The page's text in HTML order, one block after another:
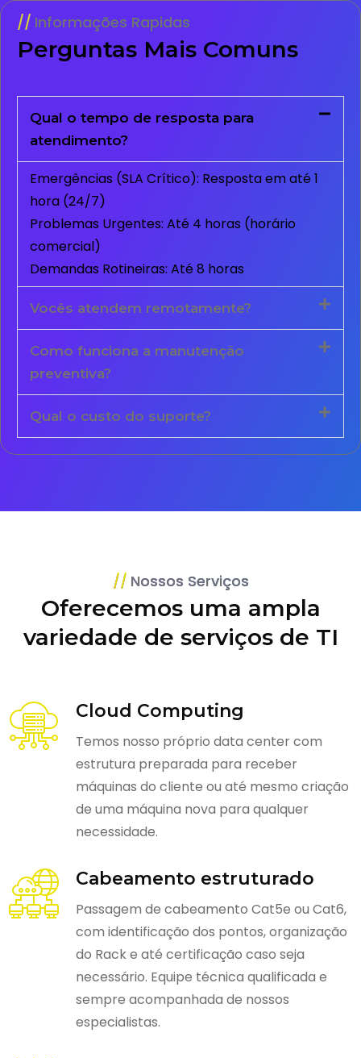
Informações Rapidas
Perguntas Mais Comuns
Qual o tempo de resposta para
atendimento?
Emergências (SLA Crítico): Resposta em até 1
hora (24/7)
Problemas Urgentes: Até 4 horas (horário
comercial)
Demandas Rotineiras: Até 8 horas
Vocês atendem remotamente?
Como funciona a manutenção
preventiva?
Qual o custo do suporte?
Nossos Serviços
Oferecemos uma ampla
variedade de serviços de TI
Cloud Computing
Temos nosso próprio data center com
estrutura preparada para receber
máquinas do cliente ou até mesmo criação
de uma máquina nova para qualquer
necessidade.
Cabeamento estruturado
Passagem de cabeamento Cat5e ou Cat6,
com identificação dos pontos, organização
do Rack e até certificação caso seja
necessário. Equipe técnica qualificada e
sempre acompanhada de nossos
especialistas.